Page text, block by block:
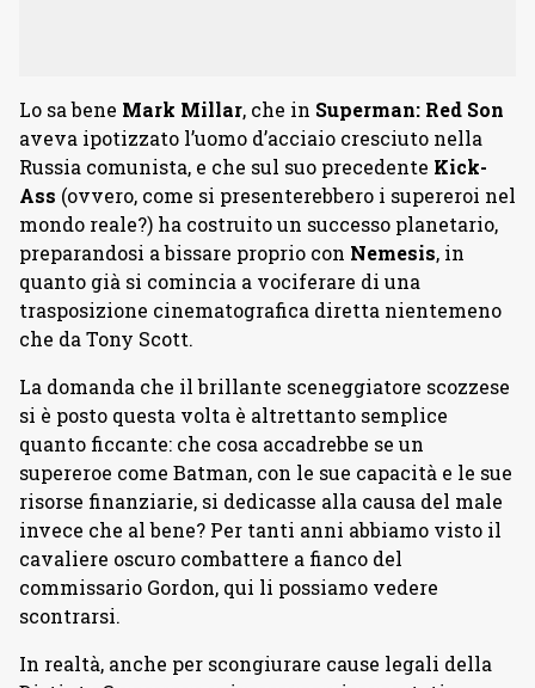
Lo sa bene Mark Millar, che in Superman: Red Son
aveva ipotizzato l’uomo d’acciaio cresciuto nella
Russia comunista, e che sul suo precedente Kick-
Ass (ovvero, come si presenterebbero i supereroi nel
mondo reale?) ha costruito un successo planetario,
preparandosi a bissare proprio con Nemesis, in
quanto già si comincia a vociferare di una
trasposizione cinematografica diretta nientemeno
che da Tony Scott.
La domanda che il brillante sceneggiatore scozzese
si è posto questa volta è altrettanto semplice
quanto ficcante: che cosa accadrebbe se un
supereroe come Batman, con le sue capacità e le sue
risorse finanziarie, si dedicasse alla causa del male
invece che al bene? Per tanti anni abbiamo visto il
cavaliere oscuro combattere a fianco del
commissario Gordon, qui li possiamo vedere
scontrarsi.
In realtà, anche per scongiurare cause legali della